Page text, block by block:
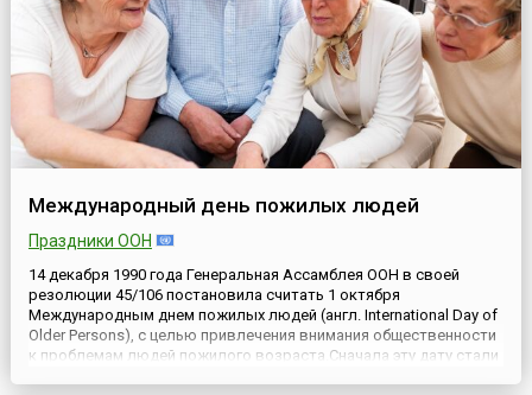
Международный день пожилых людей
Праздники ООН
14 декабря 1990 года Генеральная Ассамблея ООН в своей
резолюции 45/106 постановила считать 1 октября
Международным днем пожилых людей (англ. International Day of
Older Persons), с целью привлечения внимания общественности
к проблемам людей пожилого возраста.Сначала эту дату стали